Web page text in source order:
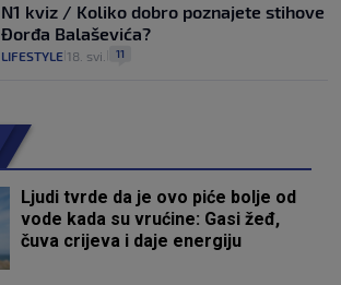
N1 kviz / Koliko dobro poznajete stihove
Đorđa Balaševića?
LIFESTYLE 18. svi. 11
Ljudi tvrde da je ovo piće bolje od
vode kada su vrućine: Gasi žeđ,
čuva crijeva i daje energiju